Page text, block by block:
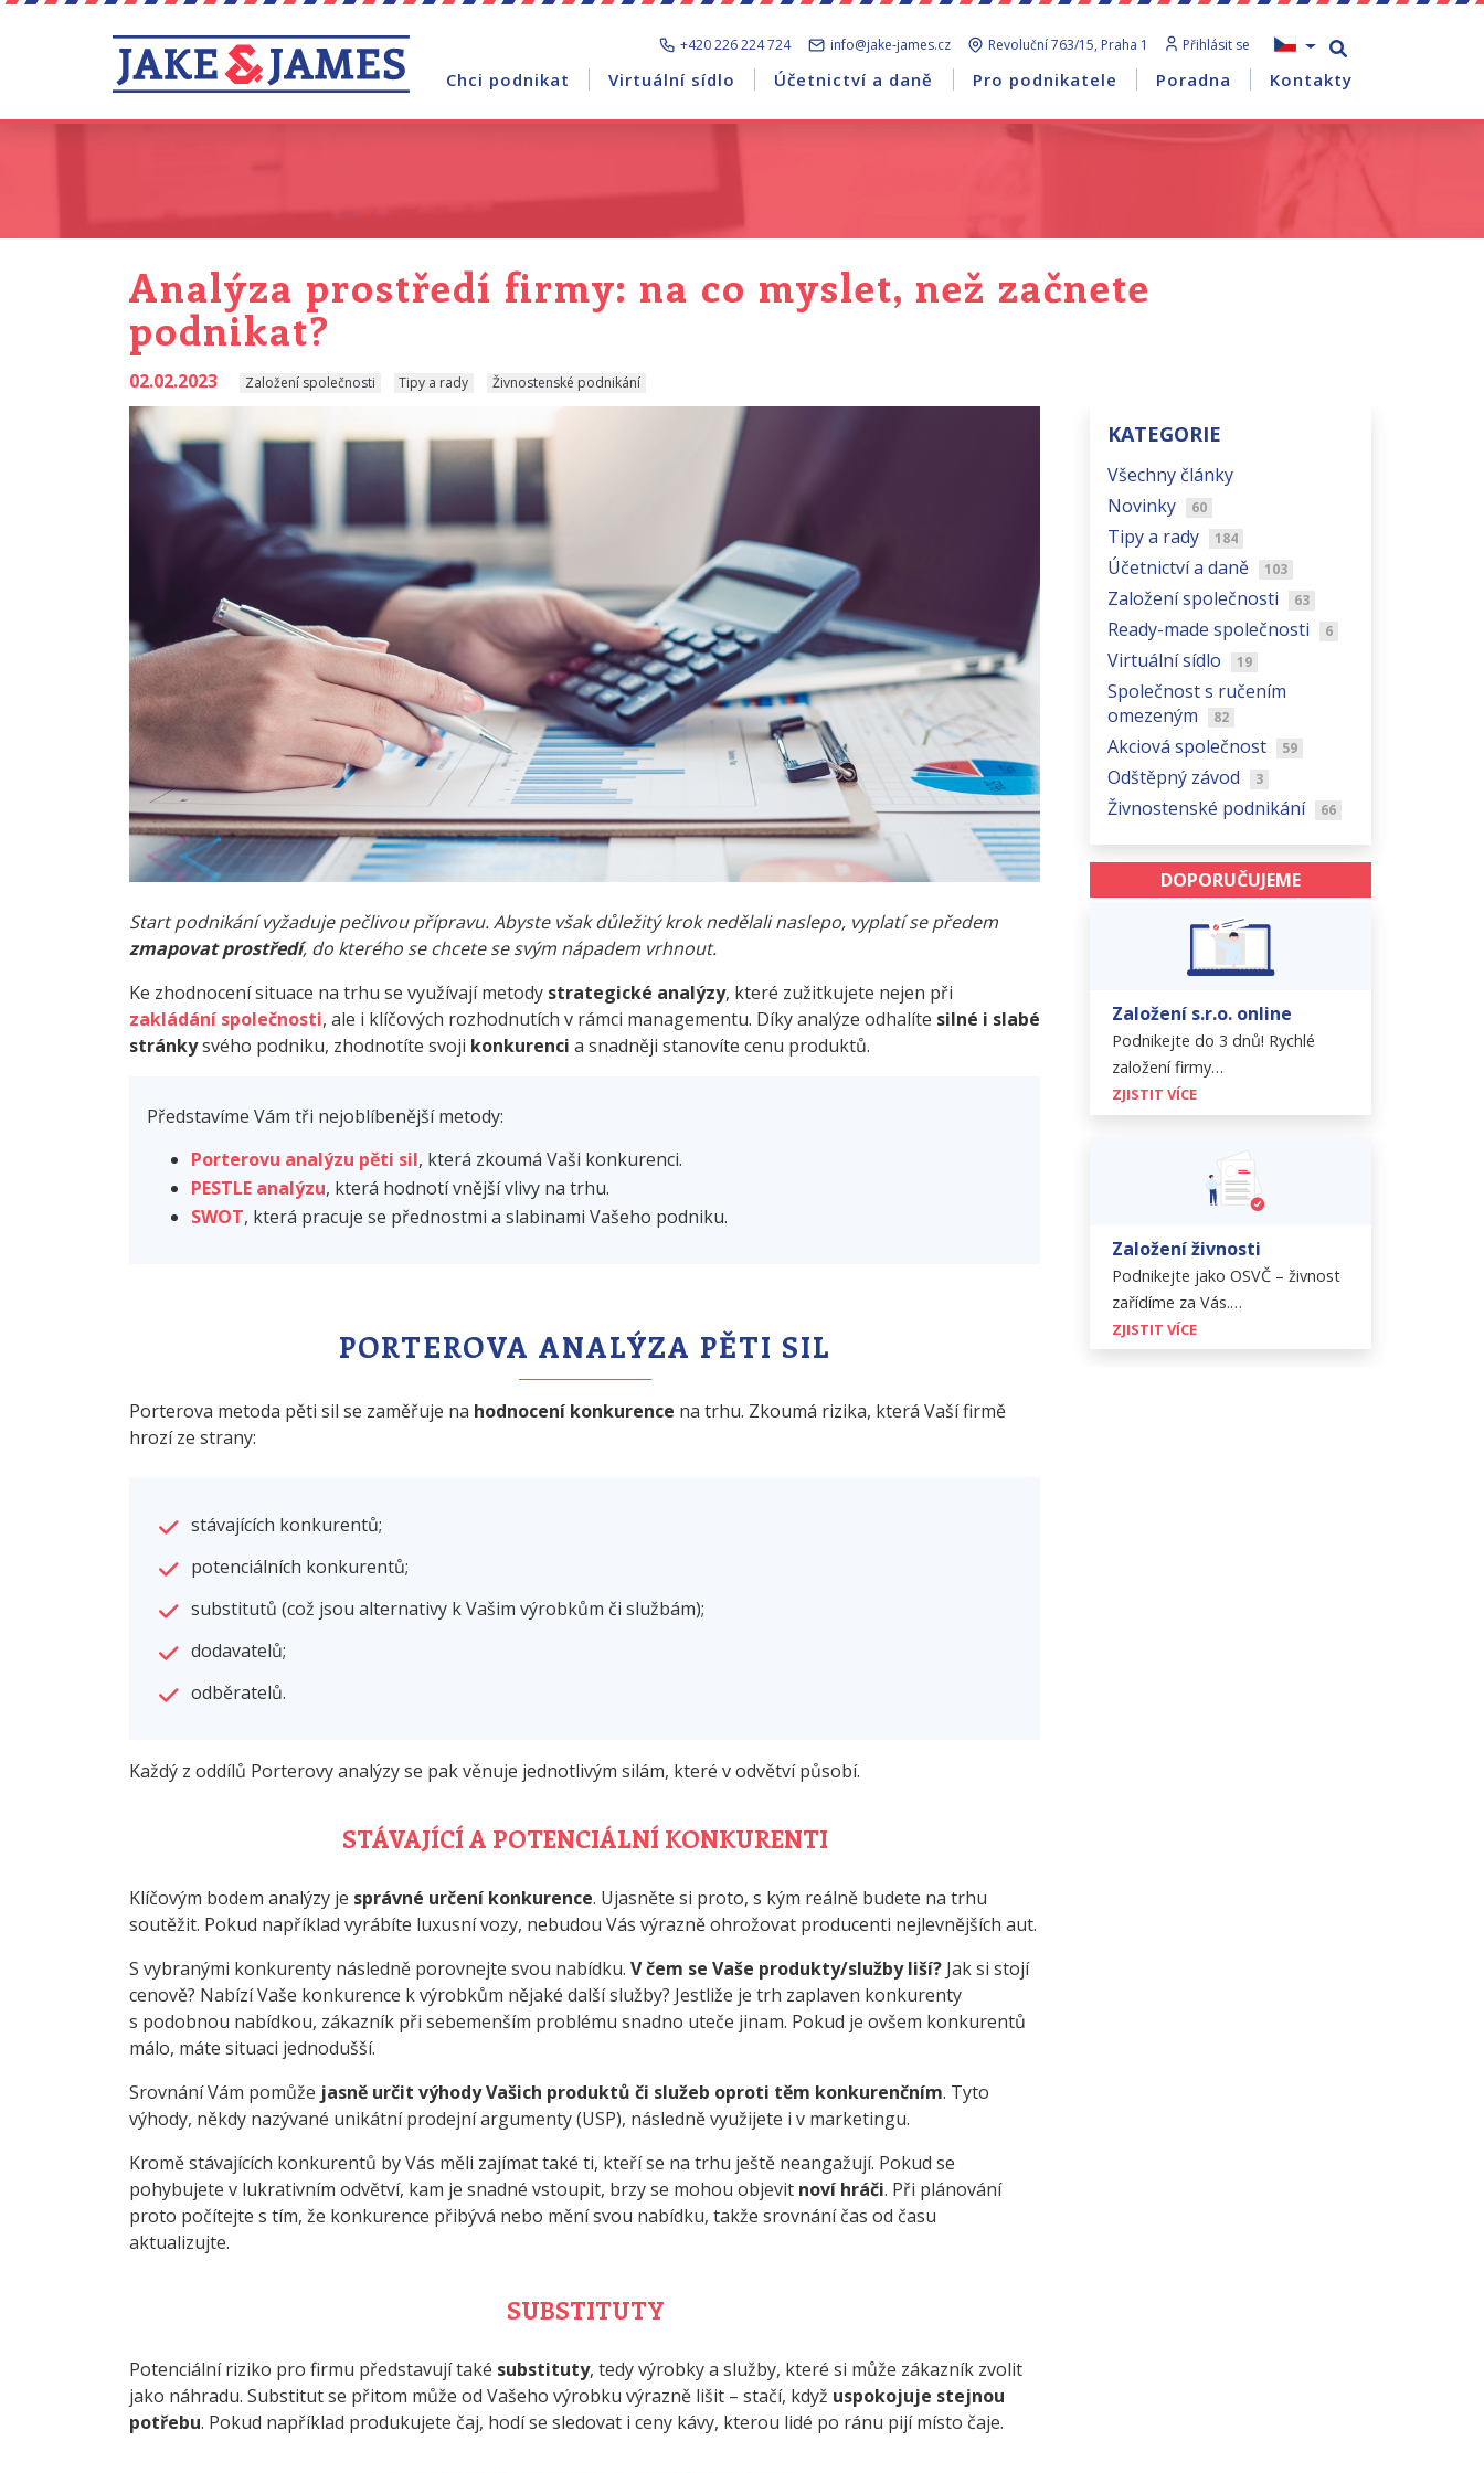
+420 226 224 724 info@jake-james.cz Revoluční 763/15, Praha 1 Přihlásit se
Chci podnikat Virtuální sídlo Účetnictví a daně Pro podnikatele Poradna Kontakty
Analýza prostředí firmy: na co myslet, než začnete
podnikat?
02.02.2023 Založení společnosti Tipy a rady Živnostenské podnikání
Start podnikání vyžaduje pečlivou přípravu. Abyste však důležitý krok nedělali naslepo, vyplatí se předem
zmapovat prostředí, do kterého se chcete se svým nápadem vrhnout.
Ke zhodnocení situace na trhu se využívají metody strategické analýzy, které zužitkujete nejen při
zakládání společnosti, ale i klíčových rozhodnutích v rámci managementu. Díky analýze odhalíte silné i slabé
stránkysvého podniku, zhodnotíte svoji konkurenci a snadněji stanovíte cenu produktů.
Představíme Vám tři nejoblíbenější metody:
Porterovu analýzu pěti sil, která zkoumá Vaši konkurenci.
PESTLE analýzu, která hodnotí vnější vlivy na trhu.
SWOT, která pracuje se přednostmi a slabinami Vašeho podniku.
PORTEROVA ANALÝZA PĚTI SIL
Porterova metoda pěti sil se zaměřuje na hodnocení konkurence na trhu. Zkoumá rizika, která Vaší firmě
hrozí ze strany:
stávajících konkurentů;
potenciálních konkurentů;
substitutů (což jsou alternativy k Vašim výrobkům či službám);
dodavatelů;
odběratelů.
Každý z oddílů Porterovy analýzy se pak věnuje jednotlivým silám, které v odvětví působí.
STÁVAJÍCÍ A POTENCIÁLNÍ KONKURENTI
Klíčovým bodem analýzy je správné určení konkurence. Ujasněte si proto, s kým reálně budete na trhu
soutěžit. Pokud například vyrábíte luxusní vozy, nebudou Vás výrazně ohrožovat producenti nejlevnějších aut.
S vybranými konkurenty následně porovnejte svou nabídku. V čem se Vaše produkty/služby liší? Jak si stojí
cenově? Nabízí Vaše konkurence k výrobkům nějaké další služby? Jestliže je trh zaplaven konkurenty
s podobnou nabídkou, zákazník při sebemenším problému snadno uteče jinam. Pokud je ovšem konkurentů
málo, máte situaci jednodušší.
Srovnání Vám pomůže jasně určit výhody Vašich produktů či služeb oproti těm konkurenčním. Tyto
výhody, někdy nazývané unikátní prodejní argumenty (USP), následně využijete i v marketingu.
Kromě stávajících konkurentů by Vás měli zajímat také ti, kteří se na trhu ještě neangažují. Pokud se
pohybujete v lukrativním odvětví, kam je snadné vstoupit, brzy se mohou objevit noví hráči. Při plánování
proto počítejte s tím, že konkurence přibývá nebo mění svou nabídku, takže srovnání čas od času
aktualizujte.
SUBSTITUTY
Potenciální riziko pro firmu představují také substituty, tedy výrobky a služby, které si může zákazník zvolit
jako náhradu. Substitut se přitom může od Vašeho výrobku výrazně lišit – stačí, když uspokojuje stejnou
potřebu. Pokud například produkujete čaj, hodí se sledovat i ceny kávy, kterou lidé po ránu pijí místo čaje.
KATEGORIE
Všechny články
Novinky
60
Tipy a rady 184
Účetnictví a daně 103
Založení společnosti 63
Ready-made společnosti 6
Virtuální sídlo 19
Společnost s ručením
omezeným
82
Akciová společnost 59
Odštěpný závod 3
Živnostenské podnikání 66
DOPORUČUJEME
Založení s.r.o. online
Podnikejte do 3 dnů! Rychlé
založení firmy…
ZJISTIT VÍCE
Založení živnosti
Podnikejte jako OSVČ – živnost
zařídíme za Vás.…
ZJISTIT VÍCE